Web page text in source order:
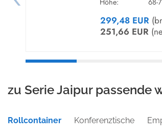
Höhe:
68-
299,48 EUR
251,66 EUR
zu Serie Jaipur passende
Rollcontainer Konferenztische